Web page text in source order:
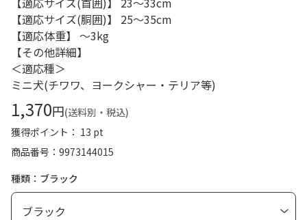
【適応サイズ(胴囲)】 25～35cm
【適応体重】 ～3kg
【その他詳細】
＜適応種＞
ミニ犬(チワワ、ヨークシャー・テリア等)
1,370円(送料別・税込)
獲得ポイント： 13 pt
商品番号
9973144015
種類：ブラック